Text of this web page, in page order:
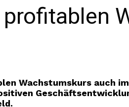
Wachstumskurs auch